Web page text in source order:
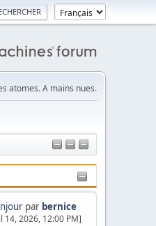
atomes. A mains nues.
par bernice
14, 2026, 12:00 PM]